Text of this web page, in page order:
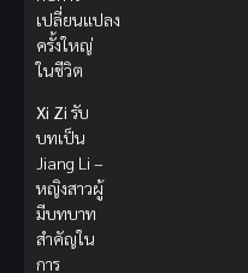
เปลี่ยนแปลง
ครั้งใหญ่
ในชีวิต
Xi Zi รับ
บทเป็น
Jiang Li –
หญิงสาวผู้
มีบทบาท
สำคัญใน
การ